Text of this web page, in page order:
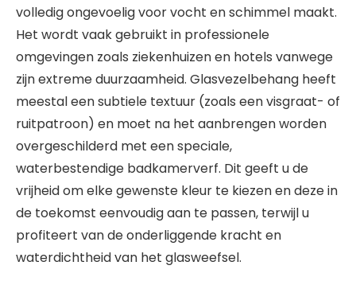
volledig ongevoelig voor vocht en schimmel maakt.
Het wordt vaak gebruikt in professionele
omgevingen zoals ziekenhuizen en hotels vanwege
zijn extreme duurzaamheid. Glasvezelbehang heeft
meestal een subtiele textuur (zoals een visgraat- of
ruitpatroon) en moet na het aanbrengen worden
overgeschilderd met een speciale,
waterbestendige badkamerverf. Dit geeft u de
vrijheid om elke gewenste kleur te kiezen en deze in
de toekomst eenvoudig aan te passen, terwijl u
profiteert van de onderliggende kracht en
waterdichtheid van het glasweefsel.